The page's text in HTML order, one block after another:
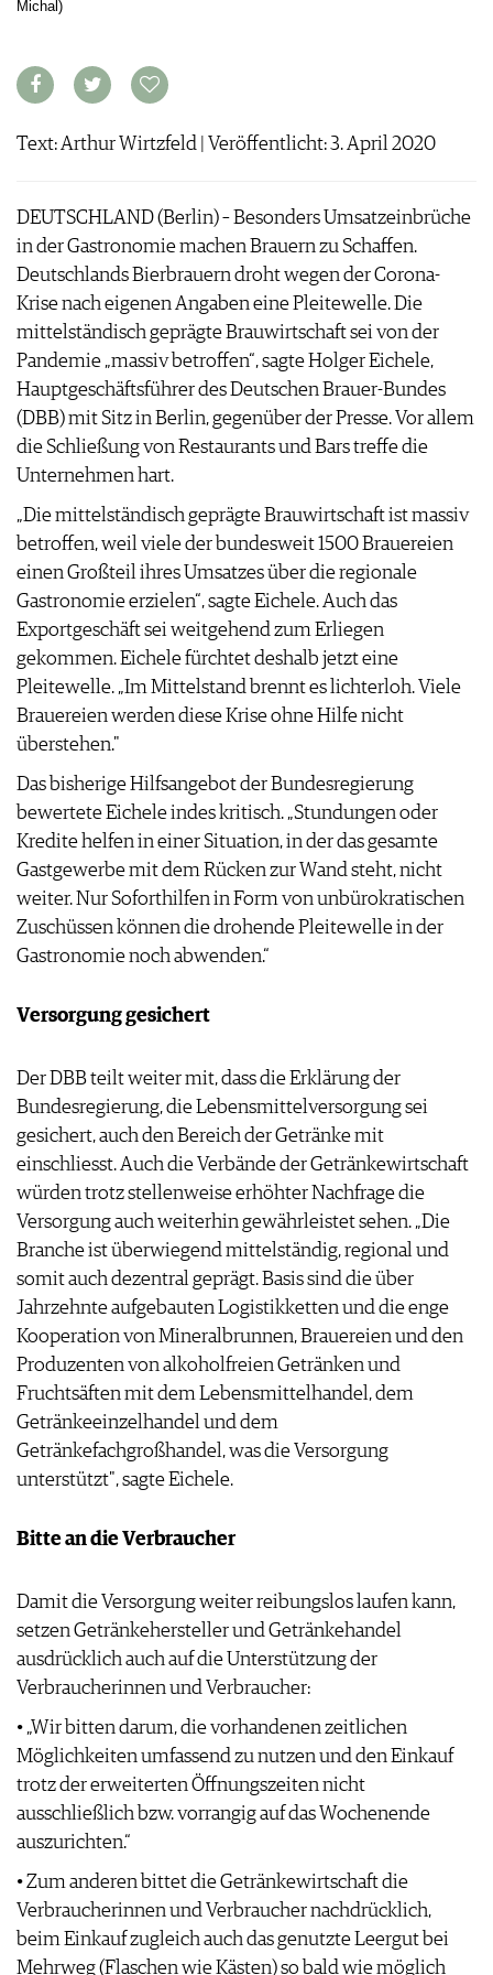
ARCHIV
ANMELDEN
AWARDS
TRINKREIFETABELLE
ABO
WEINSUCHE
NEWSLETTER
WINE TRADE CLUB
REDAKTION
JOBS
WERBUNG
PRESSE
IMPRESSUM
AGB & DATENSCHUTZ
FAQ
Michal)
Text: Arthur Wirtzfeld | Veröffentlicht: 3. April 2020
DEUTSCHLAND (Berlin) – Besonders Umsatzeinbrüche
in der Gastronomie machen Brauern zu Schaffen.
Deutschlands Bierbrauern droht wegen der Corona-
Krise nach eigenen Angaben eine Pleitewelle. Die
mittelständisch geprägte Brauwirtschaft sei von der
Pandemie „massiv betroffen“, sagte Holger Eichele,
Hauptgeschäftsführer des Deutschen Brauer-Bundes
(DBB) mit Sitz in Berlin, gegenüber der Presse. Vor allem
die Schließung von Restaurants und Bars treffe die
Unternehmen hart.
„Die mittelständisch geprägte Brauwirtschaft ist massiv
betroffen, weil viele der bundesweit 1500 Brauereien
einen Großteil ihres Umsatzes über die regionale
Gastronomie erzielen“, sagte Eichele. Auch das
Exportgeschäft sei weitgehend zum Erliegen
gekommen. Eichele fürchtet deshalb jetzt eine
Pleitewelle. „Im Mittelstand brennt es lichterloh. Viele
Brauereien werden diese Krise ohne Hilfe nicht
überstehen."
Das bisherige Hilfsangebot der Bundesregierung
bewertete Eichele indes kritisch. „Stundungen oder
Kredite helfen in einer Situation, in der das gesamte
Gastgewerbe mit dem Rücken zur Wand steht, nicht
weiter. Nur Soforthilfen in Form von unbürokratischen
Zuschüssen können die drohende Pleitewelle in der
Gastronomie noch abwenden.“
Versorgung gesichert
Der DBB teilt weiter mit, dass die Erklärung der
Bundesregierung, die Lebensmittelversorgung sei
gesichert, auch den Bereich der Getränke mit
einschliesst. Auch die Verbände der Getränkewirtschaft
würden trotz stellenweise erhöhter Nachfrage die
Versorgung auch weiterhin gewährleistet sehen. „Die
Branche ist überwiegend mittelständig, regional und
somit auch dezentral geprägt. Basis sind die über
Jahrzehnte aufgebauten Logistikketten und die enge
Kooperation von Mineralbrunnen, Brauereien und den
Produzenten von alkoholfreien Getränken und
Fruchtsäften mit dem Lebensmittelhandel, dem
Getränkeeinzelhandel und dem
Getränkefachgroßhandel, was die Versorgung
unterstützt", sagte Eichele.
Bitte an die Verbraucher
Damit die Versorgung weiter reibungslos laufen kann,
setzen Getränkehersteller und Getränkehandel
ausdrücklich auch auf die Unterstützung der
Verbraucherinnen und Verbraucher:
• „Wir bitten darum, die vorhandenen zeitlichen
Möglichkeiten umfassend zu nutzen und den Einkauf
trotz der erweiterten Öffnungszeiten nicht
ausschließlich bzw. vorrangig auf das Wochenende
auszurichten.“
• Zum anderen bittet die Getränkewirtschaft die
Verbraucherinnen und Verbraucher nachdrücklich,
beim Einkauf zugleich auch das genutzte Leergut bei
Mehrweg (Flaschen wie Kästen) so bald wie möglich